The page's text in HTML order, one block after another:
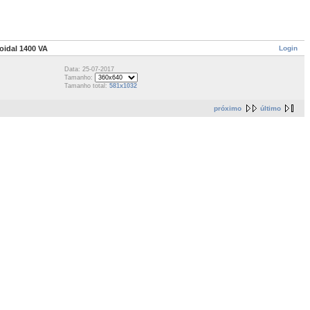
Login
1400 VA
Data: 25-07-2017
Tamanho:
Tamanho total: 581x1032
próximo último